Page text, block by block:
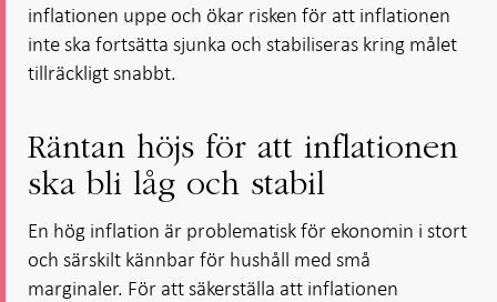
inflationen uppe och ökar risken för att inflationen
inte ska fortsätta sjunka och stabiliseras kring målet
tillräckligt snabbt.
Räntan höjs för att inflationen
ska bli låg och stabil
En hög inflation är problematisk för ekonomin i stort
och särskilt kännbar för hushåll med små
marginaler. För att säkerställa att inflationen